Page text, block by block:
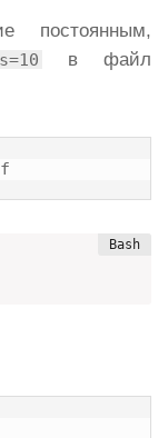
постоянным,
в файл